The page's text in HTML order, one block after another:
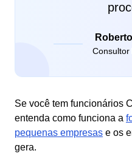
Consultor
Se você tem funcionários
entenda como funciona a
pequenas empresas e os
gera.